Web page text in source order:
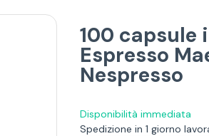
100 capsule
Espresso
Nespresso
Disponibilità immediata
Spedizione in 1 giorno